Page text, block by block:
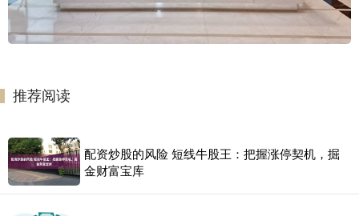
推荐阅读
配资炒股的风险 短线牛股王：把握涨停契机，掘
金财富宝库